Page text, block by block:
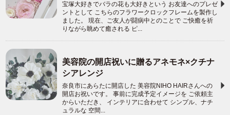
宝塚大好きでバラの花も大好きという お友達へのプレゼ
ントとして こちらのフラワークロックフレームを製作し
ました。 現在、ご友人が闘病中とのことで ご快癒を祈
りながら眺めて癒される ピ...
美容院の開店祝いに贈るアネモネ×クチナ
シアレンジ
奈良市にあらたに開店した 美容院NIHO HAIRさんへの
開店お祝いです。 事前に完成予定イメージを ご依頼主
からいただき、 インテリアに合わせて シンプル、ナチ
ュラルな 空間...